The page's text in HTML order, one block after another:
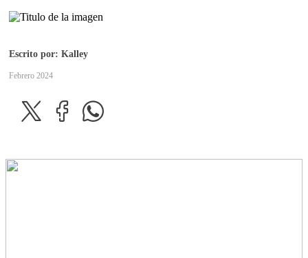
Escrito por: Kalley
Febrero 2024